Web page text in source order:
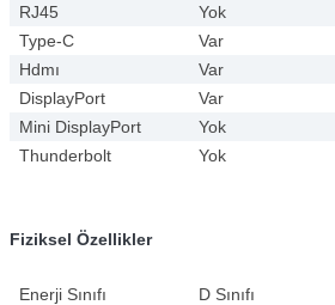
RJ45
Yok
Type-C
Var
Hdmı
Var
DisplayPort
Var
Mini DisplayPort
Yok
Thunderbolt
Yok
Fiziksel Özellikler
Enerji Sınıfı
D Sınıfı